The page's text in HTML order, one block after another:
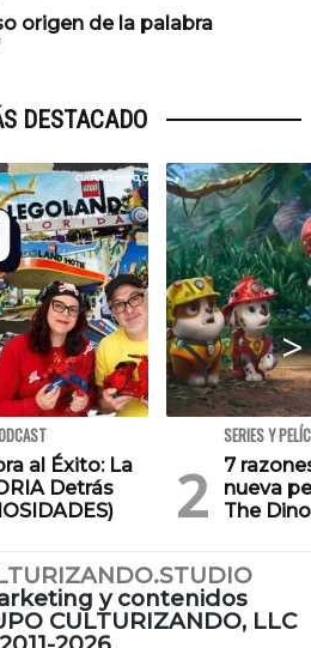
origen de la palabra
DESTACADO
al Éxito: La
Detrás
SERIES Y
7
nueva
The
y contenidos
CULTURIZANDO, LLC